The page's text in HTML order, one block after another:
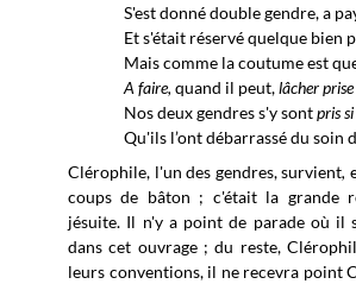
S'est donné double gendre, a
Et s'était réservé quelque bien
Mais comme la coutume est
A faire, quand il peut,lâcher
Nos deux gendres s'ysontpris
Qu'ils l’ont débarrassé du soin
Clérophile, l'un des gendres, survient,
coups de bâton ; c'était la grande
jésuite. Il n'y a point de parade où il
dans cet ouvrage ; du reste,
leurs conventions, il ne recevra point